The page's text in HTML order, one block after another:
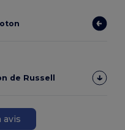
de Russell
avis